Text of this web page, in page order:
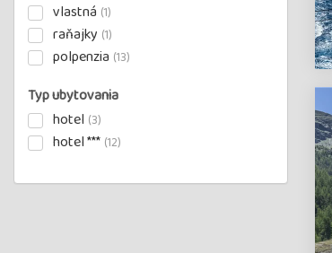
vlastná (1)
raňajky (1)
polpenzia (13)
Typ ubytovania
hotel (3)
hotel *** (12)